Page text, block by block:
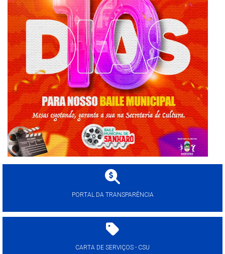
PORTAL DA TRANSPARÊNCIA
CARTA DE SERVIÇOS - CSU